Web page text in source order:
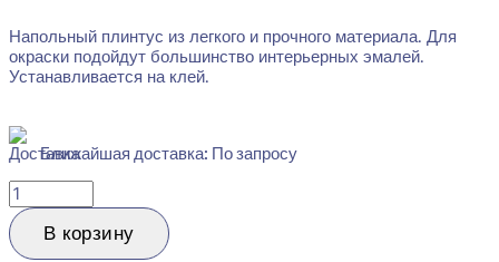
Напольный плинтус из легкого и прочного материала. Для
окраски подойдут большинство интерьерных эмалей.
Устанавливается на клей.
Ближайшая доставка: По запросу
Количество
товара
Cosca
Decor
В корзину